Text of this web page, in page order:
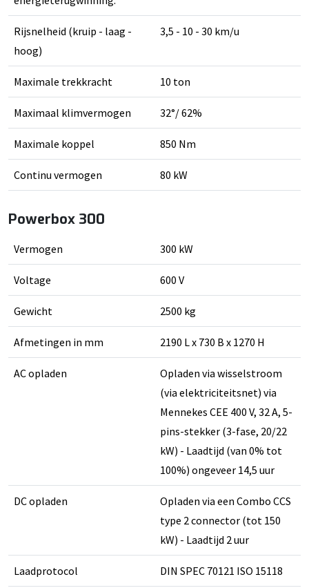
Rijsnelheid (kruip - laag -
hoog)
3,5 - 10 - 30 km/u
Maximale trekkracht 10 ton
Maximaal klimvermogen 32°/ 62%
Maximale koppel 850 Nm
Continu vermogen 80 kW
Powerbox 300
Vermogen 300 kW
Voltage 600 V
Gewicht 2500 kg
Afmetingen in mm 2190 L x 730 B x 1270 H
AC opladen
Opladen via wisselstroom
(via elektriciteitsnet) via
Mennekes CEE 400 V, 32 A, 5-
pins-stekker (3-fase, 20/22
kW) - Laadtijd (van 0% tot
100%) ongeveer 14,5 uur
DC opladen
Opladen via een Combo CCS
type 2 connector (tot 150
kW) - Laadtijd 2 uur
Laadprotocol DIN SPEC 70121 ISO 15118